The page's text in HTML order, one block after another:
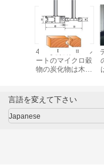
45# 炭素鋼のフル
ートのマイクロ穀
物の炭化物は木工
ー ビットをひっく
り返します
言語を変えて下さい
Japanese